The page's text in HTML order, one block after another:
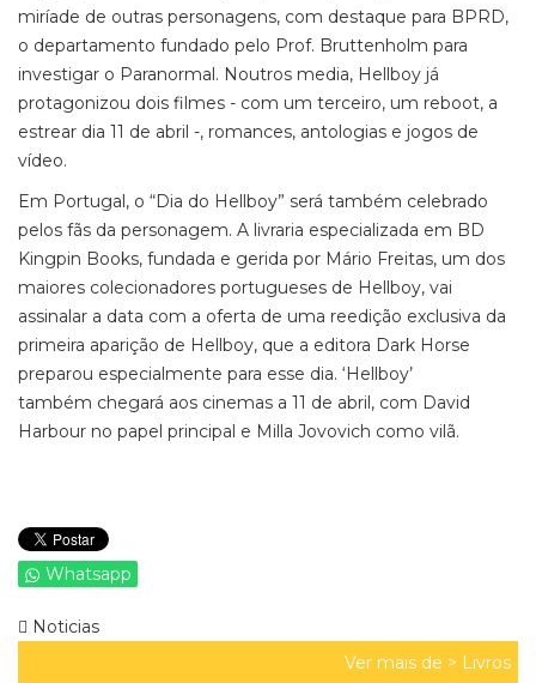
miríade de outras personagens, com destaque para BPRD,
o departamento fundado pelo Prof. Bruttenholm para
investigar o Paranormal. Noutros media, Hellboy já
protagonizou dois filmes - com um terceiro, um reboot, a
estrear dia 11 de abril -, romances, antologias e jogos de
vídeo.
Em Portugal, o “Dia do Hellboy” será também celebrado
pelos fãs da personagem. A livraria especializada em BD
Kingpin Books, fundada e gerida por Mário Freitas, um dos
maiores colecionadores portugueses de Hellboy, vai
assinalar a data com a oferta de uma reedição exclusiva da
primeira aparição de Hellboy, que a editora Dark Horse
preparou especialmente para esse dia. ‘Hellboy’
também chegará aos cinemas a 11 de abril, com David
Harbour no papel principal e Milla Jovovich como vilã.
Whatsapp
Noticias
Ver mais de > Livros